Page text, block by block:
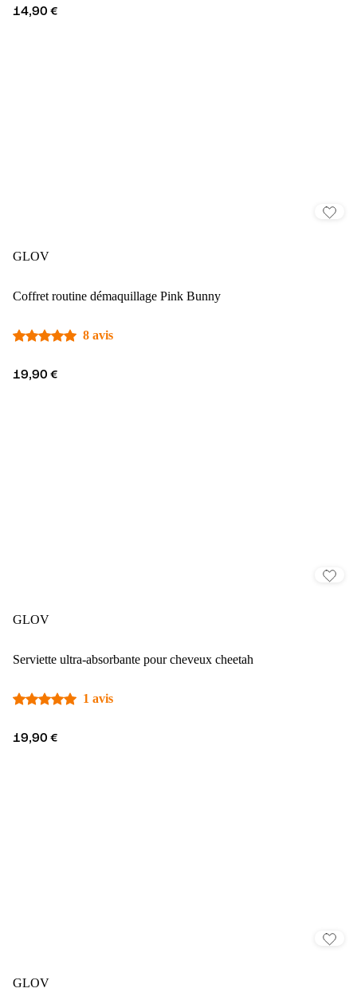
14,90 €
GLOV
Coffret routine démaquillage Pink Bunny
8 avis
19,90 €
GLOV
Serviette ultra-absorbante pour cheveux cheetah
1 avis
19,90 €
GLOV